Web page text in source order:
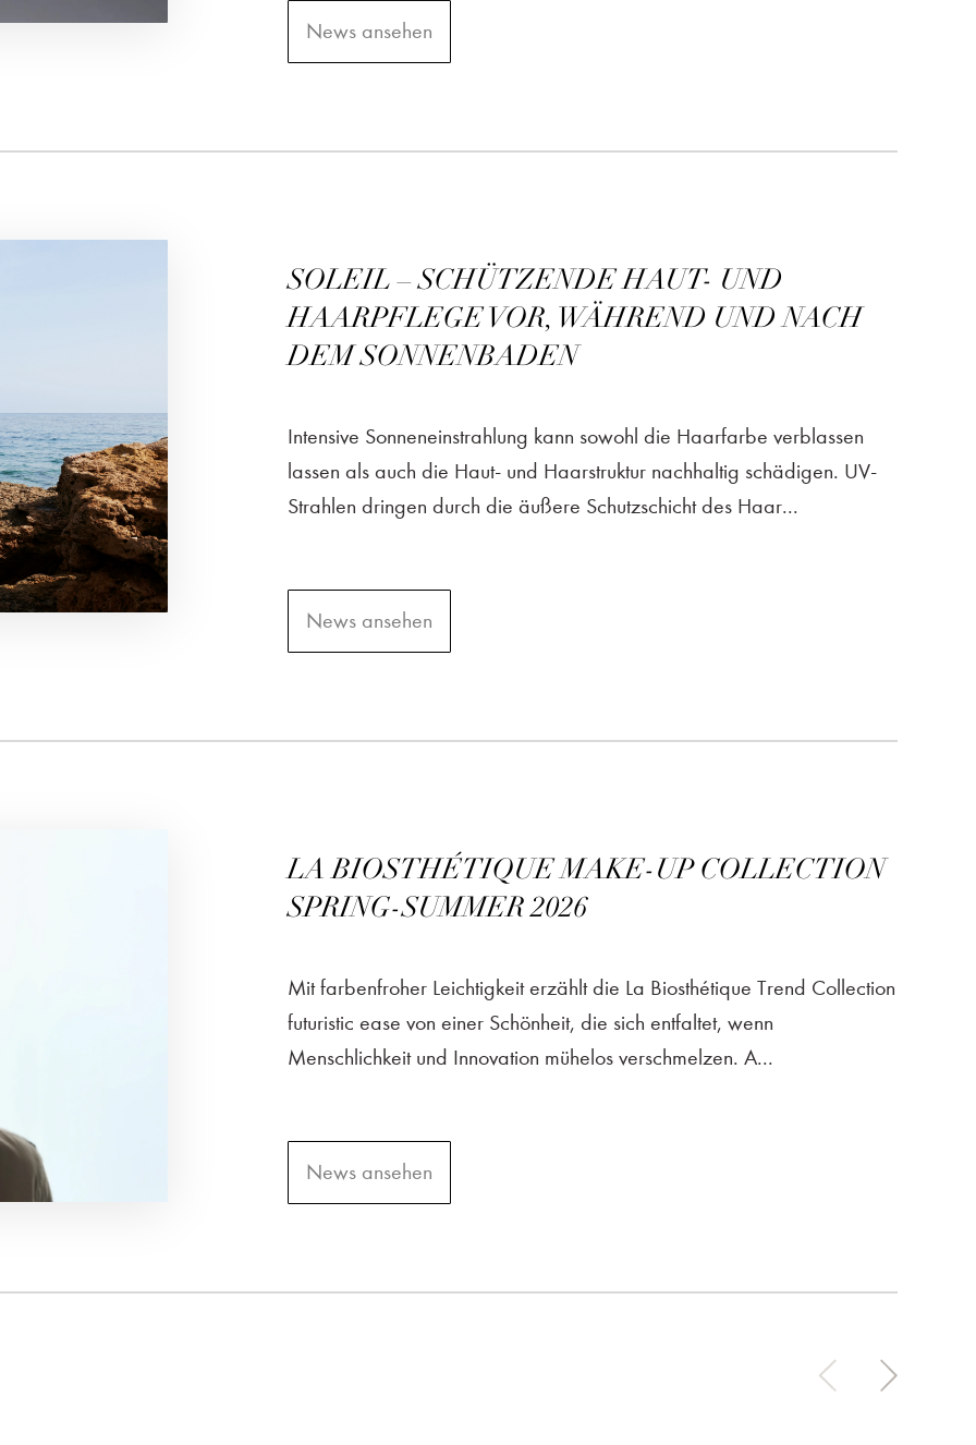
News ansehen
SOLEIL – SCHÜTZENDE HAUT- UND
HAARPFLEGE VOR, WÄHREND UND NACH
DEM SONNENBADEN
Intensive Sonneneinstrahlung kann sowohl die Haarfarbe verblassen
lassen als auch die Haut- und Haarstruktur nachhaltig schädigen. UV-
Strahlen dringen durch die äußere Schutzschicht des Haar...
News ansehen
LA BIOSTHÉTIQUE MAKE-UP COLLECTION
SPRING-SUMMER 2026
Mit farbenfroher Leichtigkeit erzählt die La Biosthétique Trend Collection
futuristic ease von einer Schönheit, die sich entfaltet, wenn
Menschlichkeit und Innovation mühelos verschmelzen. A...
News ansehen